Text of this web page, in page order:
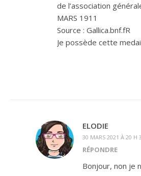
de l’association
MARS 1911
Source : Gallica.bnf.fR
Je possède cette
ELODIE
30 MARS 2021 À 20 H
RÉPONDRE
Bonjour, non je